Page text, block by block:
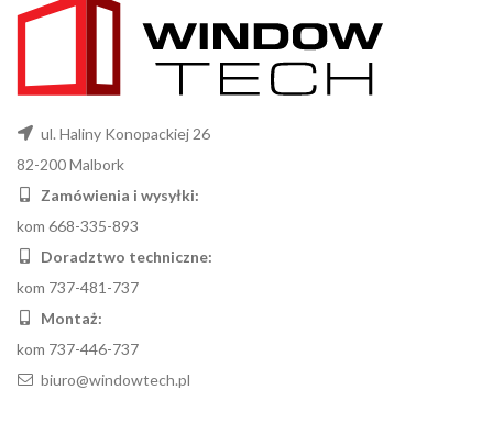
ul. Haliny Konopackiej 26
82-200 Malbork
Zamówienia i wysyłki:
kom 668-335-893
Doradztwo techniczne:
kom 737-481-737
Montaż:
kom 737-446-737
biuro@windowtech.pl